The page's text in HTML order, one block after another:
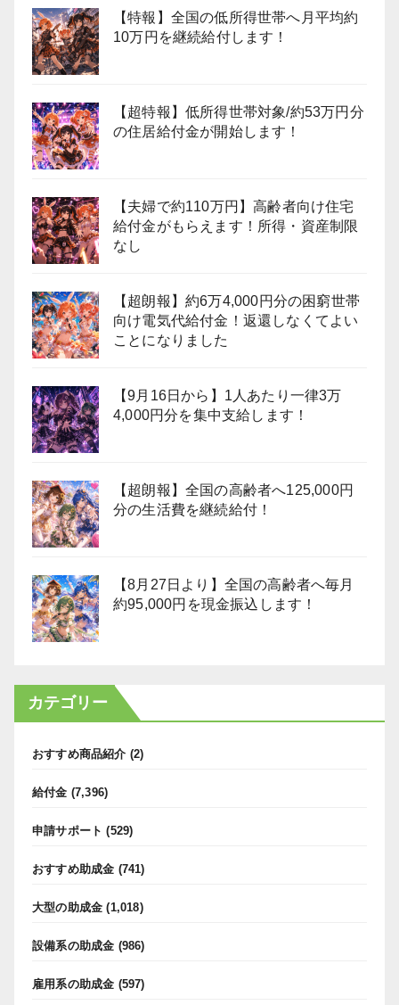
【特報】全国の低所得世帯へ月平均約
10万円を継続給付します！
【超特報】低所得世帯対象/約53万円分
の住居給付金が開始します！
【夫婦で約110万円】高齢者向け住宅
給付金がもらえます！所得・資産制限
なし
【超朗報】約6万4,000円分の困窮世帯
向け電気代給付金！返還しなくてよい
ことになりました
【9月16日から】1人あたり一律3万
4,000円分を集中支給します！
【超朗報】全国の高齢者へ125,000円
分の生活費を継続給付！
【8月27日より】全国の高齢者へ毎月
約95,000円を現金振込します！
カテゴリー
おすすめ商品紹介 (2)
給付金 (7,396)
申請サポート (529)
おすすめ助成金 (741)
大型の助成金 (1,018)
設備系の助成金 (986)
雇用系の助成金 (597)